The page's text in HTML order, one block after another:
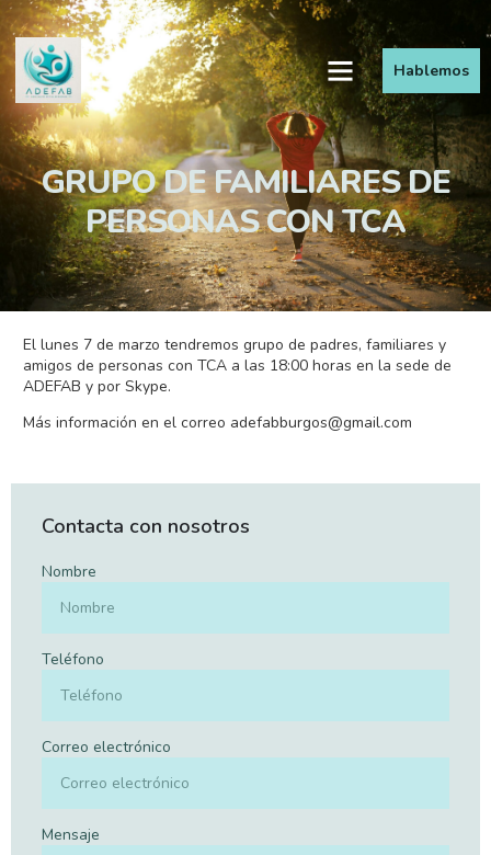
Hablemos
GRUPO DE FAMILIARES DE
PERSONAS CON TCA
El lunes 7 de marzo tendremos grupo de padres, familiares y
amigos de personas con TCA a las 18:00 horas en la sede de
ADEFAB y por Skype.
Más información en el correo adefabburgos@gmail.com
Contacta con nosotros
Nombre
Teléfono
Correo electrónico
Mensaje